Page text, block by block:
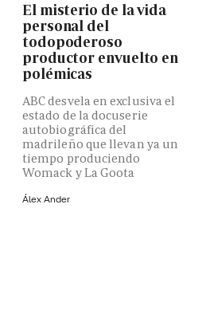
El misterio de la vida
personal del
todopoderoso
productor envuelto en
polémicas
ABC desvela en exclusiva el
estado de la docuserie
autobiográfica del
madrileño que llevan ya un
tiempo produciendo
Womack y La Goota
Álex Ander